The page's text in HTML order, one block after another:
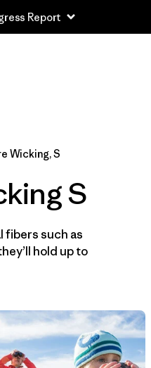
Report
Wicking, S
S
fibers such as
hold up to